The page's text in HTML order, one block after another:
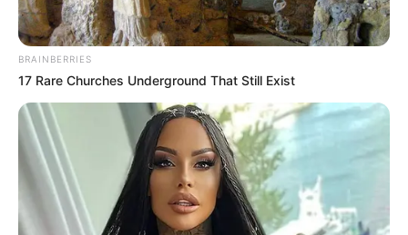
BRAINBERRIES
17 Rare Churches Underground That Still Exist